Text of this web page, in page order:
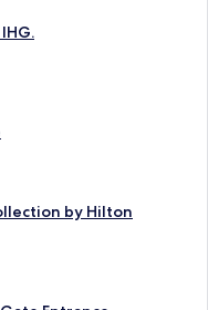
by Hilton